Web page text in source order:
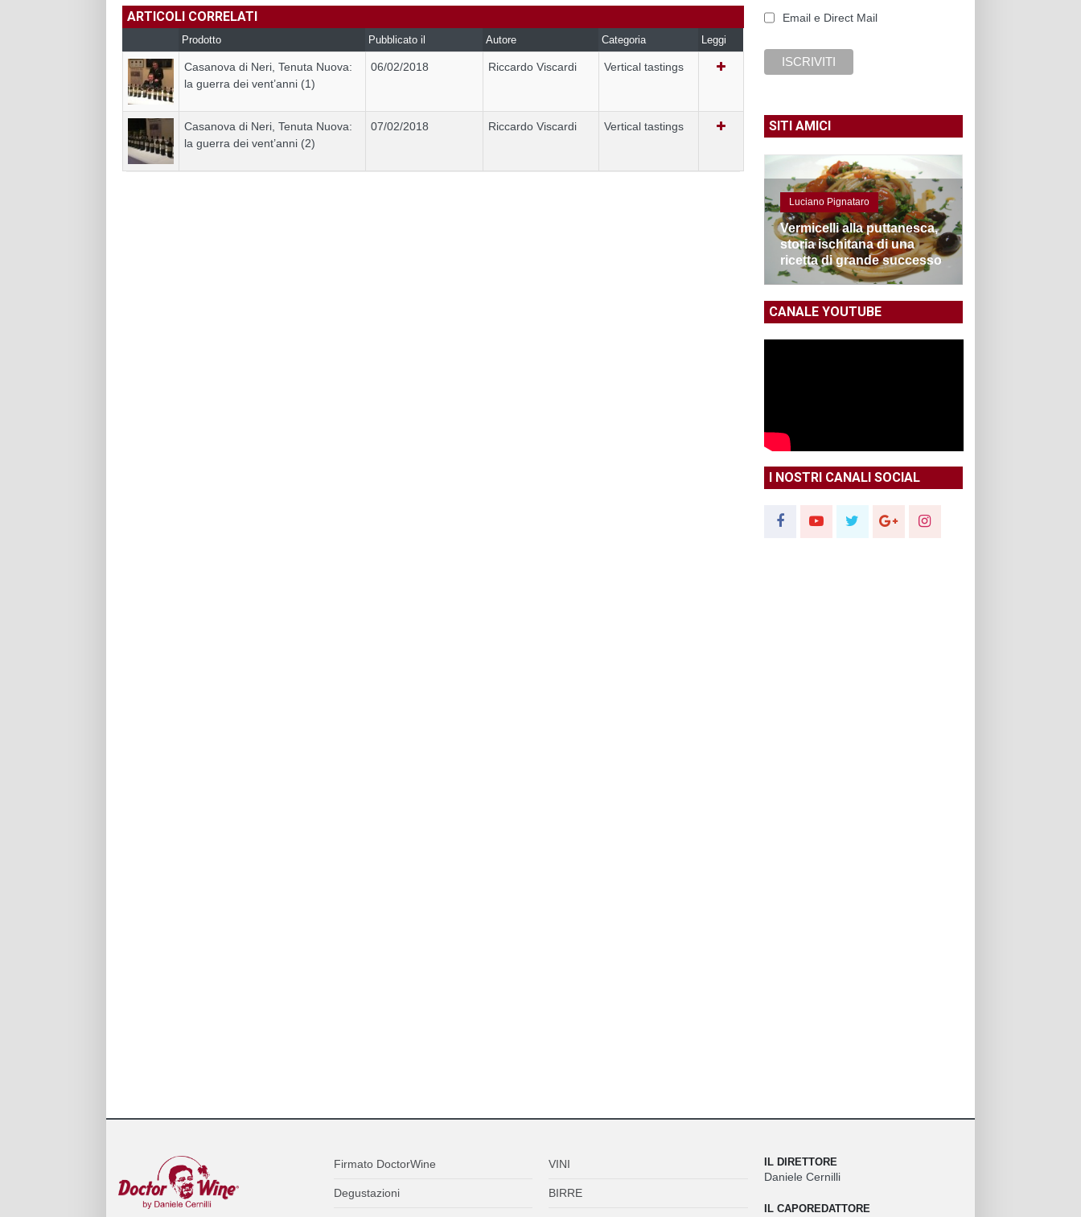
ARTICOLI CORRELATI
Prodotto Pubblicato il Autore Categoria Leggi
Casanova di Neri, Tenuta Nuova:
la guerra dei vent’anni (1)
06/02/2018 Riccardo Viscardi Vertical tastings
Casanova di Neri, Tenuta Nuova:
la guerra dei vent’anni (2)
07/02/2018 Riccardo Viscardi Vertical tastings
Email e Direct Mail
SITI AMICI
Luciano Pignataro
Vermicelli alla puttanesca,
storia ischitana di una
ricetta di grande successo
CANALE YOUTUBE
I NOSTRI CANALI SOCIAL
Firmato DoctorWine
Degustazioni
VINI
BIRRE
IL DIRETTORE
Daniele Cernilli
IL CAPOREDATTORE